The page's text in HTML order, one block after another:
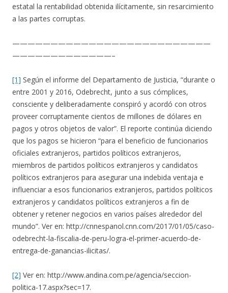
estatal la rentabilidad obtenida ilícitamente, sin resarcimiento
a las partes corruptas.
——————————————————————————
—————————————–
[1] Según el informe del Departamento de Justicia, “durante o
entre 2001 y 2016, Odebrecht, junto a sus cómplices,
consciente y deliberadamente conspiró y acordó con otros
proveer corruptamente cientos de millones de dólares en
pagos y otros objetos de valor”. El reporte continúa diciendo
que los pagos se hicieron “para el beneficio de funcionarios
oficiales extranjeros, partidos políticos extranjeros,
miembros de partidos políticos extranjeros y candidatos
políticos extranjeros para asegurar una indebida ventaja e
influenciar a esos funcionarios extranjeros, partidos políticos
extranjeros y candidatos políticos extranjeros a fin de
obtener y retener negocios en varios países alrededor del
mundo”. Ver en: http://cnnespanol.cnn.com/2017/01/05/caso-
odebrecht-la-fiscalia-de-peru-logra-el-primer-acuerdo-de-
entrega-de-ganancias-ilicitas/.
[2] Ver en: http://www.andina.com.pe/agencia/seccion-
politica-17.aspx?sec=17.